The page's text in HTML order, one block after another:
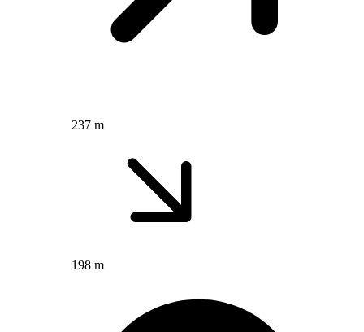
237 m
198 m